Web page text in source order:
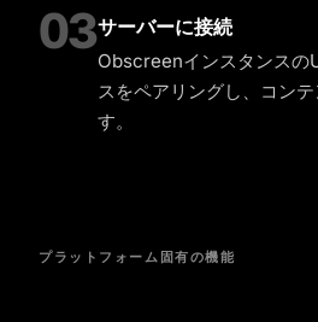
03サーバーに接続
Obscreenインスタンスの
スをペアリングし、コン
す。
プラットフォーム固有の機能